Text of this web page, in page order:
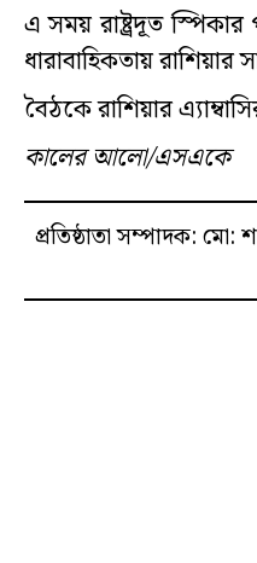
এ সময় রাষ্ট্রদূত
ধারাবাহিকতায়
বৈঠকে রাশিয়ার
কালের আলো/এসএকে
প্রতিষ্ঠাতা সম্পাদক: